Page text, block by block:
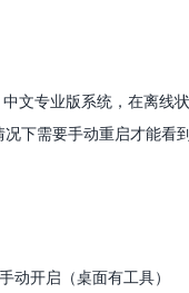
文专业版系统，在离线
下需要手动重启才能看
动开启（桌面有工具）